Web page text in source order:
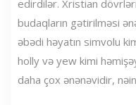
edirdilər. Xristian
budaqların gətirilməsi
əbədi həyatın simvolu
holly və yew kimi
daha çox ənənəvidir,